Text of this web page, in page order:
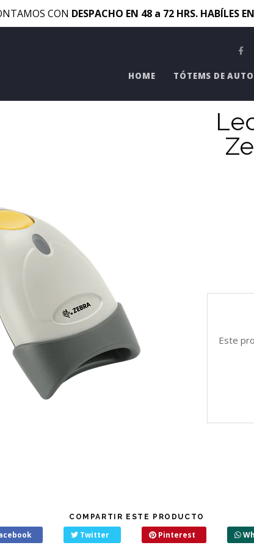
CON DESPACHO EN 48 a 72 HRS. HABÍLES
HOME TÓTEMS DE
Este
COMPARTIR ESTE PRODUCTO
Twitter Pinterest